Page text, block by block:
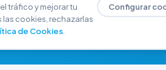
tráfico y mejorar tu
cookies, rechazarlas
de Cookies.
Configurar